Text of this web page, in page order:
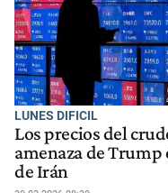
LUNES DIFICIL
Los precios del
amenaza de
de Irán